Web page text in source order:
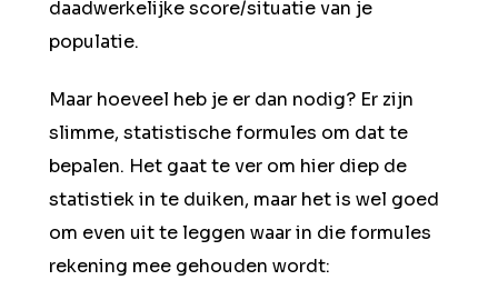
daadwerkelijke score/situatie van je
populatie.
Maar hoeveel heb je er dan nodig? Er zijn
slimme, statistische formules om dat te
bepalen. Het gaat te ver om hier diep de
statistiek in te duiken, maar het is wel goed
om even uit te leggen waar in die formules
rekening mee gehouden wordt: